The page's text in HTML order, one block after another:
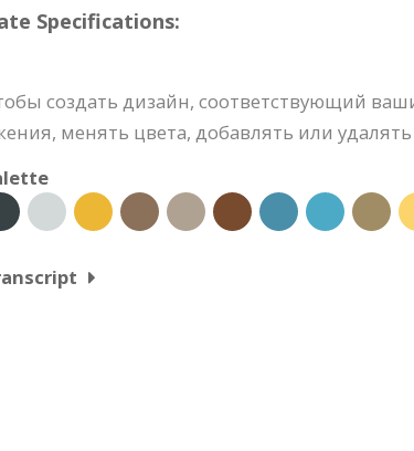
Specifications:
создать дизайн, соответствующий
менять цвета, добавлять или